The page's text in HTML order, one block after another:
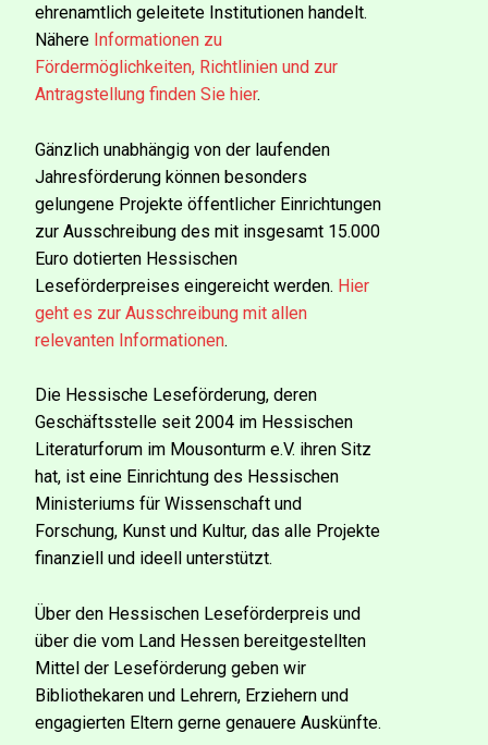
ehrenamtlich geleitete Institutionen handelt.
Nähere Informationen zu
Fördermöglichkeiten, Richtlinien und zur
Antragstellung finden Sie hier.
Gänzlich unabhängig von der laufenden
Jahresförderung können besonders
gelungene Projekte öffentlicher Einrichtungen
zur Ausschreibung des mit insgesamt 15.000
Euro dotierten Hessischen
Leseförderpreises eingereicht werden. Hier
geht es zur Ausschreibung mit allen
relevanten Informationen.
Die Hessische Leseförderung, deren
Geschäftsstelle seit 2004 im Hessischen
Literaturforum im Mousonturm e.V. ihren Sitz
hat, ist eine Einrichtung des Hessischen
Ministeriums für Wissenschaft und
Forschung, Kunst und Kultur, das alle Projekte
finanziell und ideell unterstützt.
Über den Hessischen Leseförderpreis und
über die vom Land Hessen bereitgestellten
Mittel der Leseförderung geben wir
Bibliothekaren und Lehrern, Erziehern und
engagierten Eltern gerne genauere Auskünfte.